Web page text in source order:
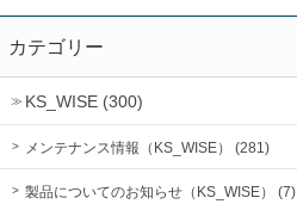
カテゴリー
KS_WISE (300)
メンテナンス情報（KS_WISE） (281)
製品についてのお知らせ（KS_WISE） (7)